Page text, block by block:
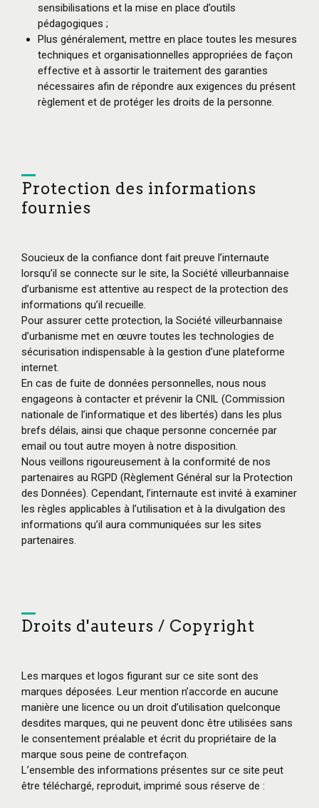
sensibilisations et la mise en place d’outils
pédagogiques ;
Plus généralement, mettre en place toutes les mesures
techniques et organisationnelles appropriées de façon
effective et à assortir le traitement des garanties
nécessaires afin de répondre aux exigences du présent
règlement et de protéger les droits de la personne.
Protection des informations
fournies
Soucieux de la confiance dont fait preuve l’internaute
lorsqu’il se connecte sur le site, la Société villeurbannaise
d’urbanisme est attentive au respect de la protection des
informations qu’il recueille.
Pour assurer cette protection, la Société villeurbannaise
d’urbanisme met en œuvre toutes les technologies de
sécurisation indispensable à la gestion d’une plateforme
internet.
En cas de fuite de données personnelles, nous nous
engageons à contacter et prévenir la CNIL (Commission
nationale de l’informatique et des libertés) dans les plus
brefs délais, ainsi que chaque personne concernée par
email ou tout autre moyen à notre disposition.
Nous veillons rigoureusement à la conformité de nos
partenaires au RGPD (Règlement Général sur la Protection
des Données). Cependant, l’internaute est invité à examiner
les règles applicables à l’utilisation et à la divulgation des
informations qu’il aura communiquées sur les sites
partenaires.
Droits d'auteurs / Copyright
Les marques et logos figurant sur ce site sont des
marques déposées. Leur mention n’accorde en aucune
manière une licence ou un droit d’utilisation quelconque
desdites marques, qui ne peuvent donc être utilisées sans
le consentement préalable et écrit du propriétaire de la
marque sous peine de contrefaçon.
L’ensemble des informations présentes sur ce site peut
être téléchargé, reproduit, imprimé sous réserve de :